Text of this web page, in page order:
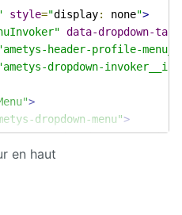
style="display: none">
data-dropdown-
header-profile-
dropdown-
>
dropdown-menu">
="ametys-dropdown-
=
en haut